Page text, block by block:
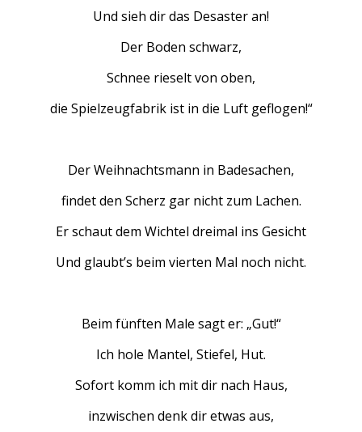
Und sieh dir das Desaster an!
Der Boden schwarz,
Schnee rieselt von oben,
die Spielzeugfabrik ist in die Luft geflogen!“
Der Weihnachtsmann in Badesachen,
findet den Scherz gar nicht zum Lachen.
Er schaut dem Wichtel dreimal ins Gesicht
Und glaubt’s beim vierten Mal noch nicht.
Beim fünften Male sagt er: „Gut!“
Ich hole Mantel, Stiefel, Hut.
Sofort komm ich mit dir nach Haus,
inzwischen denk dir etwas aus,